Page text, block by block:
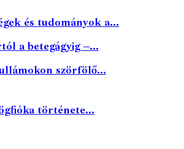
és tudományok a...
a betegágyig –...
szörfölő...
története...